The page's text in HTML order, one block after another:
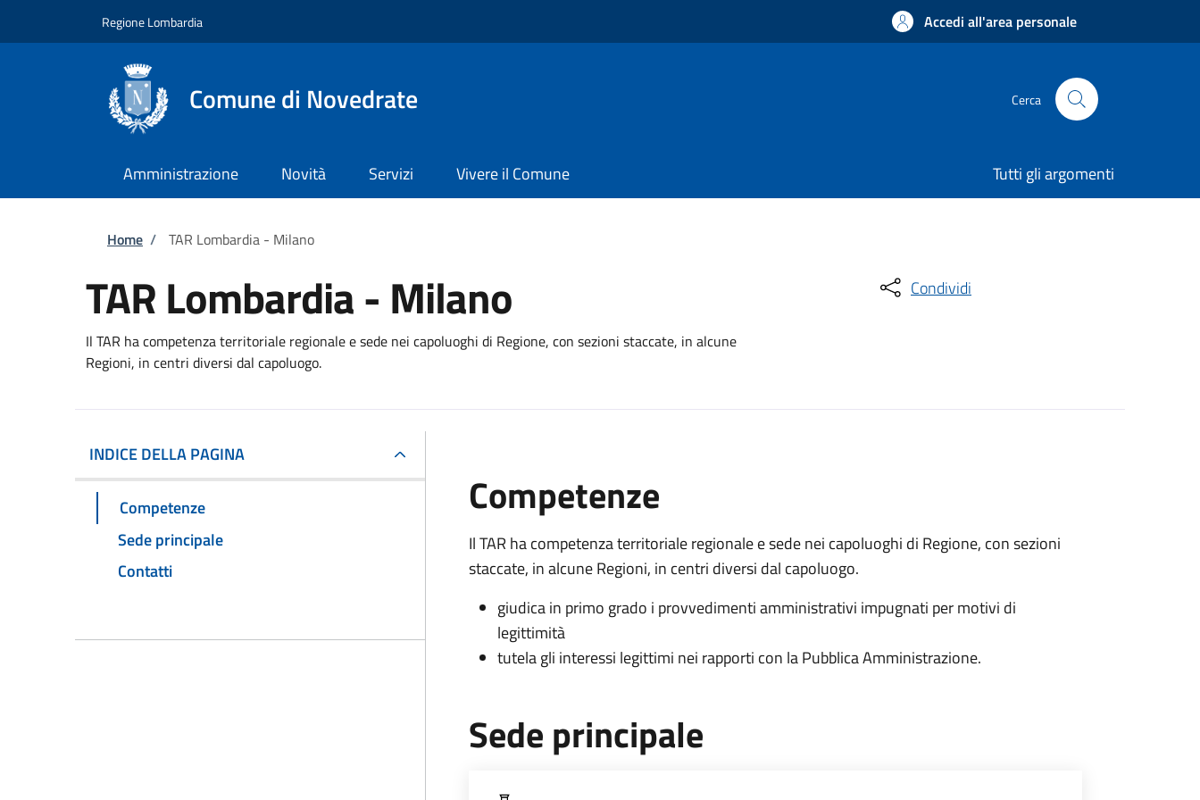
Regione Lombardia Accedi all'area personale
Comune di Novedrate Cerca
Amministrazione Novità Servizi Vivere il Comune Tutti gli argomenti
Briciole di pane
Home / TAR Lombardia - Milano
TAR Lombardia - Milano
Il TAR ha competenza territoriale regionale e sede nei capoluoghi di Regione, con sezioni staccate, in alcune
Regioni, in centri diversi dal capoluogo.
Condividi
INDICE DELLA PAGINA
Competenze
Sede principale
Contatti
Competenze
Il TAR ha competenza territoriale regionale e sede nei capoluoghi di Regione, con sezioni
staccate, in alcune Regioni, in centri diversi dal capoluogo.
giudica in primo grado i provvedimenti amministrativi impugnati per motivi di
legittimità
tutela gli interessi legittimi nei rapporti con la Pubblica Amministrazione.
Sede principale